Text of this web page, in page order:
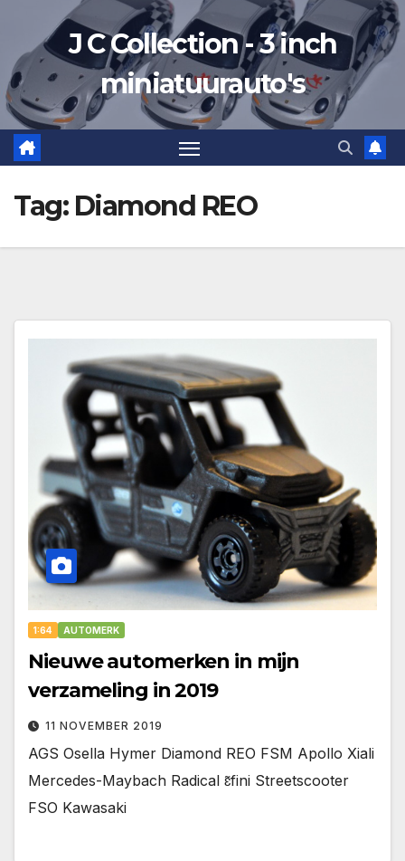
de
inhoud
J C Collection - 3 inch
miniatuurauto's
Tag: Diamond REO
1:64 AUTOMERK
Nieuwe automerken in mijn
verzameling in 2019
11 NOVEMBER 2019
AGS Osella Hymer Diamond REO FSM Apollo Xiali
Mercedes-Maybach Radical ɛ̃fini Streetscooter
FSO Kawasaki